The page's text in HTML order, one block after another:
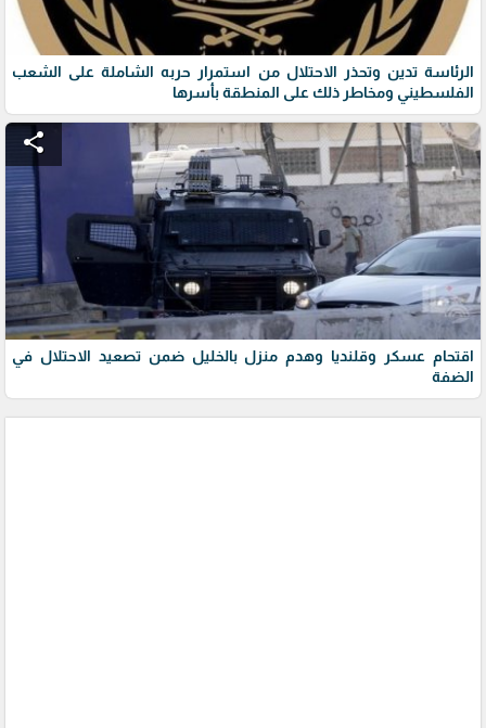
الرئاسة تدين وتحذر الاحتلال من استمرار حربه الشاملة على الشعب
الفلسطيني ومخاطر ذلك على المنطقة بأسرها
share
اقتحام عسكر وقلنديا وهدم منزل بالخليل ضمن تصعيد الاحتلال في
الضفة